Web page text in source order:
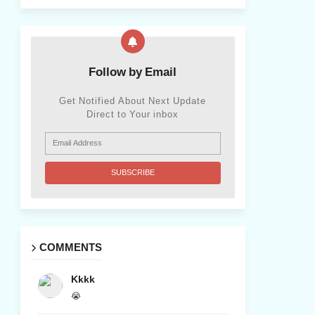
Follow by Email
Get Notified About Next Update
Direct to Your inbox
COMMENTS
Kkkk
😭